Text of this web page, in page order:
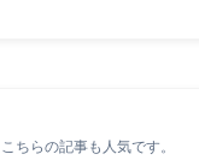
こちらの記事も人気です。